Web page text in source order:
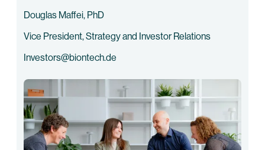
Douglas Maffei, PhD
Vice President, Strategy and Investor Relations
Investors@biontech.de